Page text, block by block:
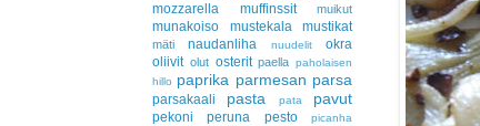
mozzarella muffinssit muikut
munakoiso mustekala mustikat
mäti naudanliha nuudelit
okra
oliivit olut osterit paella paholaisen
hillo paprika parmesan parsa
parsakaali pasta pata pavut
pekoni peruna pesto picanha